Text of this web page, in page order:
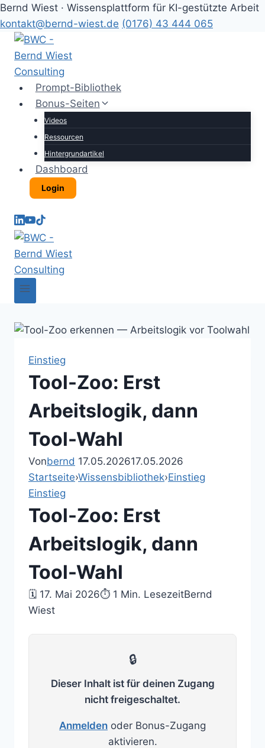
Bernd Wiest · Wissensplattform für KI-gestützte Arbeit
kontakt@bernd-wiest.de (0176) 43 444 065
Zum
Inhalt
springen
Prompt-Bibliothek
Bonus-Seiten
Videos
Ressourcen
Hintergrundartikel
Dashboard
Login
Einstieg
Tool-Zoo: Erst
Arbeitslogik, dann
Tool-Wahl
Vonbernd 17.05.202617.05.2026
Startseite›Wissensbibliothek›Einstieg
Einstieg
Tool-Zoo: Erst
Arbeitslogik, dann
Tool-Wahl
🗓 17. Mai 2026⏱ 1 Min. LesezeitBernd
Wiest
🔒
Dieser Inhalt ist für deinen Zugang
nicht freigeschaltet.
Anmelden oder Bonus-Zugang
aktivieren.